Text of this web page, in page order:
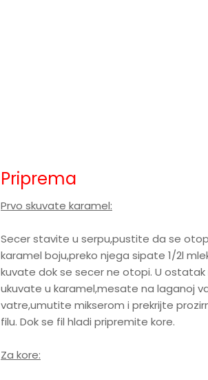
Priprema
Prvo skuvate karamel:
Secer stavite u serpu,pustite da se
karamel boju,preko njega sipate 1/2l
kuvate dok se secer ne otopi. U
ukuvate u karamel,mesate na laganoj
vatre,umutite mikserom i prekrijte
filu. Dok se fil hladi pripremite kore.
Za kore: